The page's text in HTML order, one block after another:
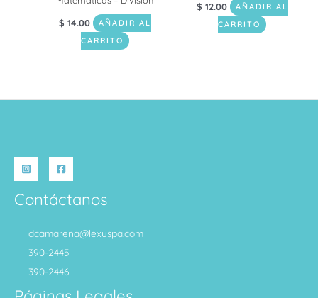
$ 14.00
AÑADIR AL
CARRITO
$ 12.00
AÑADIR AL
CARRITO
Contáctanos
dcamarena@lexuspa.com
390-2445
390-2446